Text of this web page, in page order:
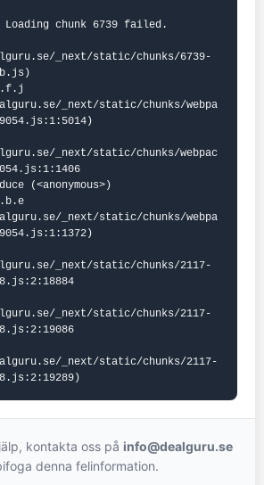
Loading chunk 6739 failed.
_next/static/chunks/6739-
_next/static/chunks/webpa
_next/static/chunks/webpac
_next/static/chunks/webpa
_next/static/chunks/2117-
_next/static/chunks/2117-
_next/static/chunks/2117-
kontakta oss på info@dealguru.se
denna felinformation.